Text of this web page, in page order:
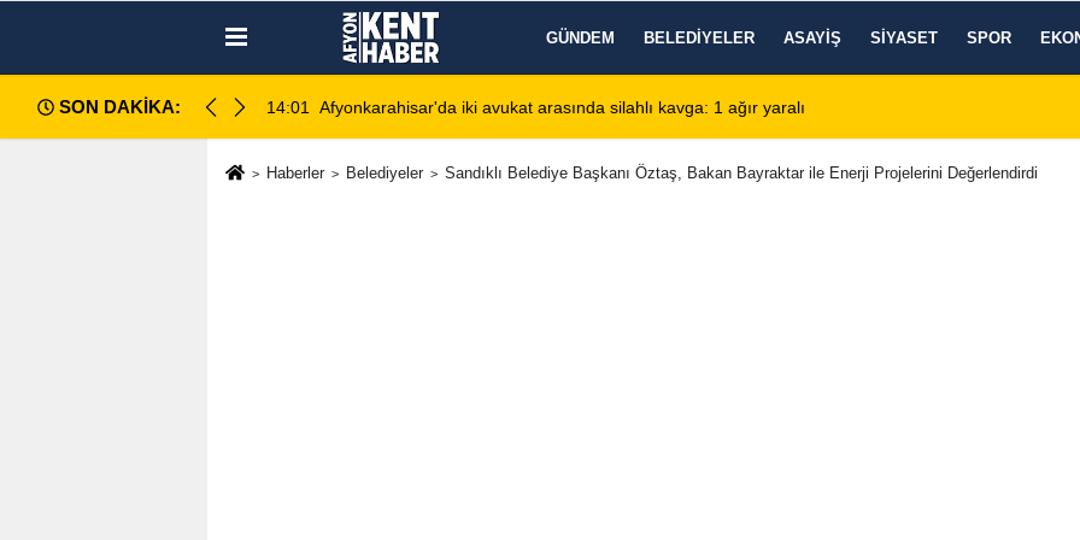
GÜNDEM BELEDIYELER ASAYIŞ SIYASET SPOR
SON DAKİKA:
akşam Zafer Meydanı'nda buluşacak
14:01 Afyonkarahisar'da iki avukat arasında silahlı kavga: 1 ağır yaralı Emirdağ Devlet
Haberler Belediyeler Sandıklı Belediye Başkanı Öztaş, Bakan Bayraktar ile Enerji Projelerini Değerlendirdi